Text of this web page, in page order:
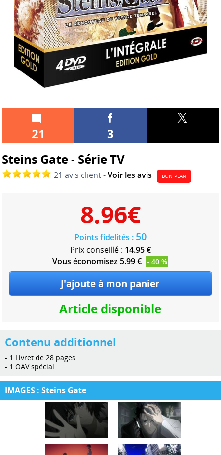
21
3
Steins Gate - Série TV
21 avis client -Voir les avis BON PLAN
8.96€
Points fidelités : 50
Prix conseillé : 14.95 €
Vous économisez 5.99 €
- 40 %
Article disponible
Contenu additionnel
- 1 Livret de 28 pages.
- 1 OAV spécial.
IMAGES : Steins Gate